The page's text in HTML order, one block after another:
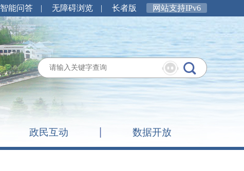
智能问答 | 无障碍浏览 | 长者版 网站支持IPv6
政民互动 数据开放